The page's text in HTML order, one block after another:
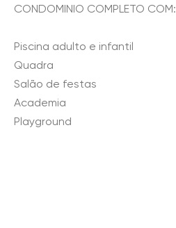
CONDOMINIO COMPLETO COM:
Piscina adulto e infantil
Quadra
Salão de festas
Academia
Playground